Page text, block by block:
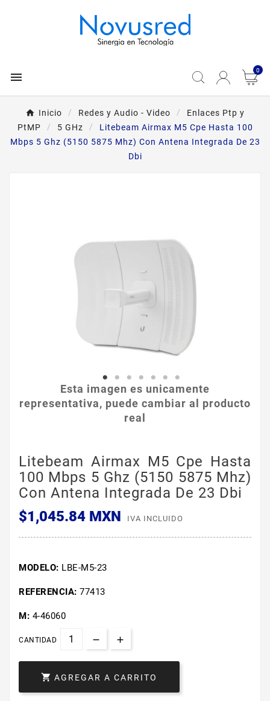
 0
Inicio Redes y Audio - Video
Enlaces Ptp y
PtMP
5 GHz
Litebeam Airmax M5 Cpe Hasta 100
Mbps 5 Ghz (5150 5875 Mhz) Con Antena Integrada De 23
Dbi
Esta imagen es unicamente
representativa, puede cambiar al producto
real
Litebeam Airmax M5 Cpe Hasta
100 Mbps 5 Ghz (5150 5875 Mhz)
Con Antena Integrada De 23 Dbi
$1,045.84 MXN
IVA INCLUIDO
MODELO: LBE-M5-23
REFERENCIA: 77413
M: 4-46060
CANTIDAD
 AGREGAR A CARRITO